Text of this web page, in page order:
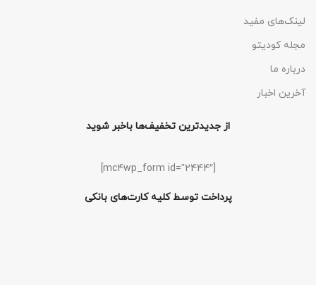
لینک‌های مفید
مجله کودیتو
درباره ما
آخرین اخبار
از جدیدترین تخفیف‌ها باخبر شوید
[mc4wp_form id=”2444″]
پرداخت توسط کلیه کارت‌های بانکی